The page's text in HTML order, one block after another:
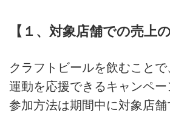
【１、対象店舗での売上
クラフトビールを飲むこと
運動を応援できるキャンペー
参加方法は期間中に対象店